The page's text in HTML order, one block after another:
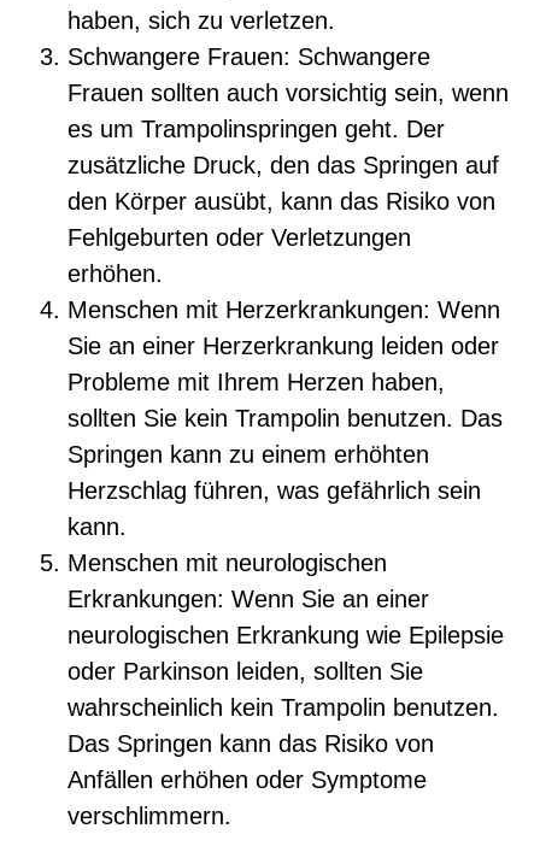
haben, sich zu verletzen.
Schwangere Frauen: Schwangere
Frauen sollten auch vorsichtig sein, wenn
es um Trampolinspringen geht. Der
zusätzliche Druck, den das Springen auf
den Körper ausübt, kann das Risiko von
Fehlgeburten oder Verletzungen
erhöhen.
Menschen mit Herzerkrankungen: Wenn
Sie an einer Herzerkrankung leiden oder
Probleme mit Ihrem Herzen haben,
sollten Sie kein Trampolin benutzen. Das
Springen kann zu einem erhöhten
Herzschlag führen, was gefährlich sein
kann.
Menschen mit neurologischen
Erkrankungen: Wenn Sie an einer
neurologischen Erkrankung wie Epilepsie
oder Parkinson leiden, sollten Sie
wahrscheinlich kein Trampolin benutzen.
Das Springen kann das Risiko von
Anfällen erhöhen oder Symptome
verschlimmern.